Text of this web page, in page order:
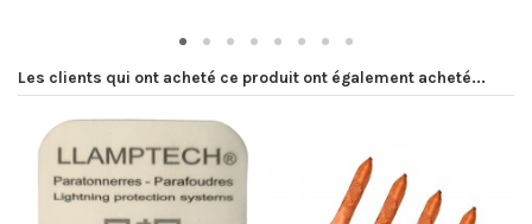
Les clients qui ont acheté ce produit ont également acheté...